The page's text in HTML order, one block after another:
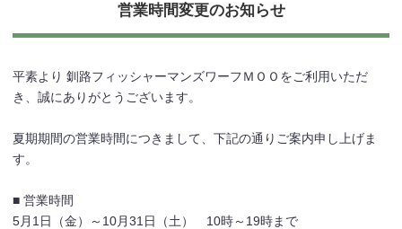
営業時間変更のお知らせ
平素より 釧路フィッシャーマンズワーフＭＯＯをご利用いただ
き、誠にありがとうございます。
夏期期間の営業時間につきまして、下記の通りご案内申し上げま
す。
■ 営業時間
5月1日（金）～10月31日（土） 10時～19時まで